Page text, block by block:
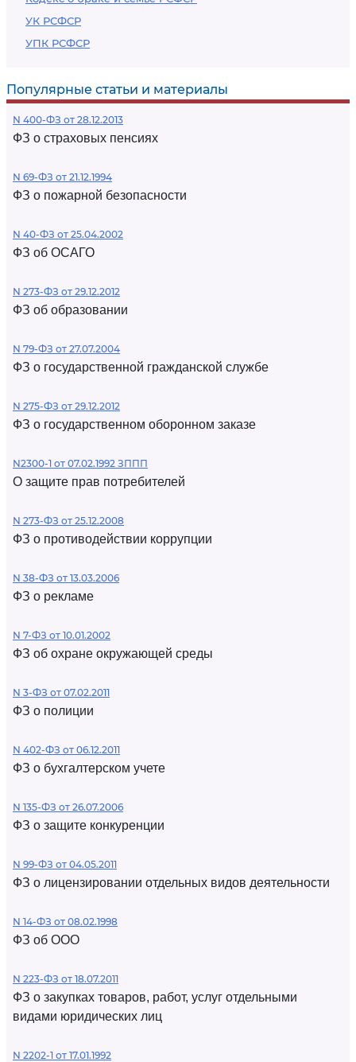
УК РСФСР
УПК РСФСР
Популярные статьи и материалы
N 400-ФЗ от 28.12.2013
ФЗ о страховых пенсиях
N 69-ФЗ от 21.12.1994
ФЗ о пожарной безопасности
N 40-ФЗ от 25.04.2002
ФЗ об ОСАГО
N 273-ФЗ от 29.12.2012
ФЗ об образовании
N 79-ФЗ от 27.07.2004
ФЗ о государственной гражданской службе
N 275-ФЗ от 29.12.2012
ФЗ о государственном оборонном заказе
N2300-1 от 07.02.1992 ЗППП
О защите прав потребителей
N 273-ФЗ от 25.12.2008
ФЗ о противодействии коррупции
N 38-ФЗ от 13.03.2006
ФЗ о рекламе
N 7-ФЗ от 10.01.2002
ФЗ об охране окружающей среды
N 3-ФЗ от 07.02.2011
ФЗ о полиции
N 402-ФЗ от 06.12.2011
ФЗ о бухгалтерском учете
N 135-ФЗ от 26.07.2006
ФЗ о защите конкуренции
N 99-ФЗ от 04.05.2011
ФЗ о лицензировании отдельных видов деятельности
N 14-ФЗ от 08.02.1998
ФЗ об ООО
N 223-ФЗ от 18.07.2011
ФЗ о закупках товаров, работ, услуг отдельными
видами юридических лиц
N 2202-1 от 17.01.1992